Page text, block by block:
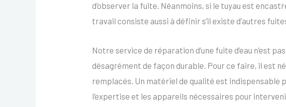
d’observer la fuite. Néanmoins, si le tuyau est
travail consiste aussi à définir s’il existe d’autres
Notre service de réparation d’une fuite d’eau n’est
désagrément de façon durable. Pour ce faire, il est
remplacés. Un matériel de qualité est
l’expertise et les appareils nécessaires pour